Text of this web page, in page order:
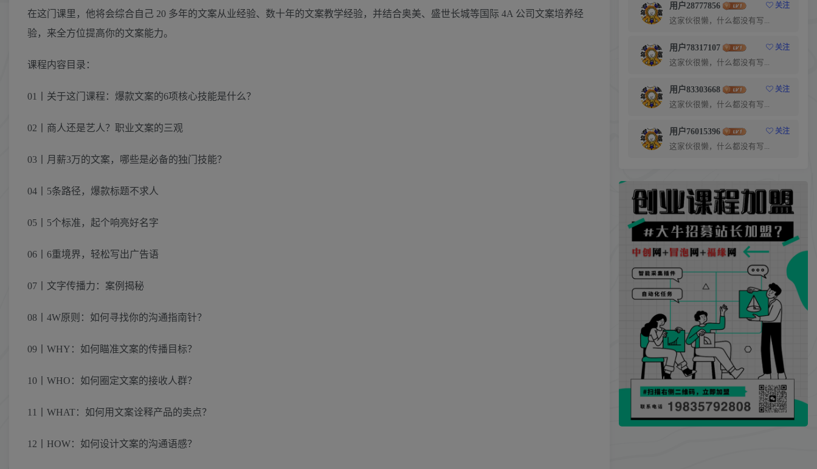
在这门课里，他将会综合自己 20 多年的文案从业经验、数十年的文案教学经验，并结合奥美、盛世长城等国际 4A 公司文案培养经
验，来全方位提高你的文案能力。
课程内容目录：
01丨关于这门课程：爆款文案的6项核心技能是什么？
02丨商人还是艺人？职业文案的三观
03丨月薪3万的文案，哪些是必备的独门技能？
04丨5条路径，爆款标题不求人
05丨5个标准，起个响亮好名字
06丨6重境界，轻松写出广告语
07丨文字传播力：案例揭秘
08丨4W原则：如何寻找你的沟通指南针？
09丨WHY：如何瞄准文案的传播目标？
10丨WHO：如何圈定文案的接收人群？
11丨WHAT：如何用文案诠释产品的卖点？
12丨HOW：如何设计文案的沟通语感？
用户28777856
关注
这家伙很懒，什么都没有写...
用户78317107
关注
这家伙很懒，什么都没有写...
用户83303668
关注
这家伙很懒，什么都没有写...
用户76015396
关注
这家伙很懒，什么都没有写...